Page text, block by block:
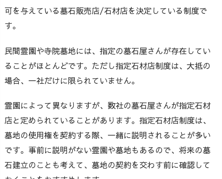
可を与えている墓石販売店/石材店を決定している制度で
す。
民間霊園や寺院墓地には、指定の墓石屋さんが存在してい
ることがほとんどです。ただし指定石材店制度は、大抵の
場合、一社だけに限られていません。
霊園によって異なりますが、数社の墓石屋さんが指定石材
店と定められていることがあります。指定石材店制度は、
墓地の使用権を契約する際、一緒に説明されることが多い
です。事前に説明がない霊園や墓地もあるので、将来の墓
石建立のことも考えて、墓地の契約を交わす前に確認して